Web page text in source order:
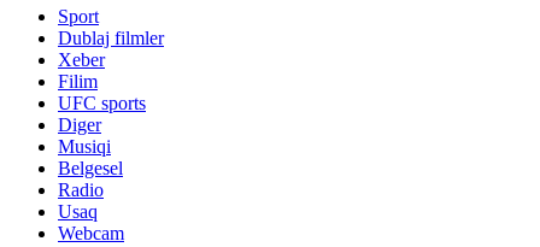
Sport
Dublaj filmler
Xeber
Filim
UFC sports
Diger
Musiqi
Belgesel
Radio
Usaq
Webcam